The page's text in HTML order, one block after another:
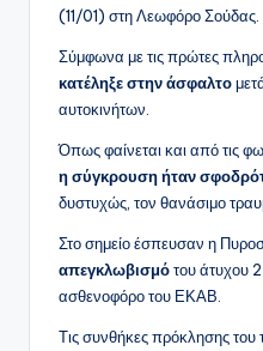
(11/01) στη Λεωφόρο Σούδας.
Σύμφωνα με τις πρώτες
κατέληξε στην άσφαλτο
αυτοκινήτων.
Όπως φαίνεται και από τις
η σύγκρουση ήταν
δυστυχώς, τον θανάσιμο
Στο σημείο έσπευσαν η
απεγκλωβισμότου άτυχου
ασθενοφόρο του ΕΚΑΒ.
Τις συνθήκες πρόκλησης του